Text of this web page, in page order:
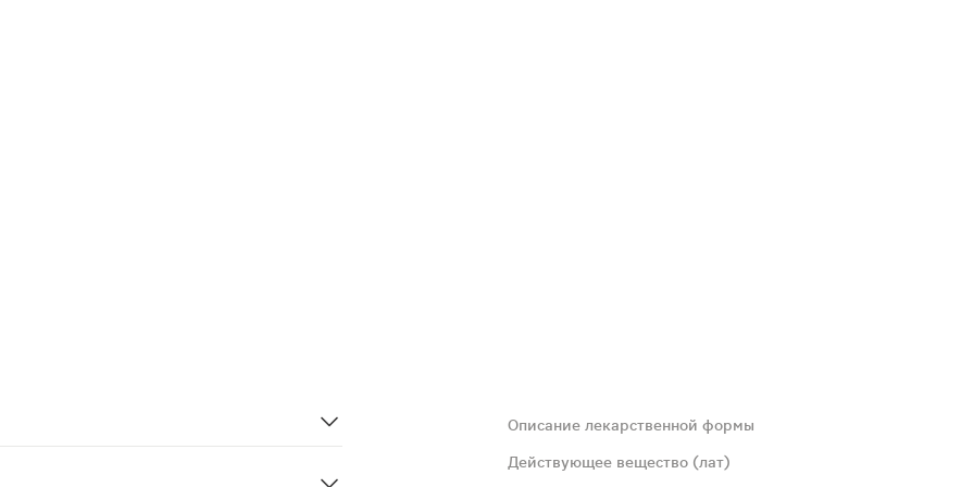
до белого с розоватым оттенком цвета, овальные, двояковыпуклые, с риской и фаской.
Описание лекарственной формы
Действующее вещество (лат)